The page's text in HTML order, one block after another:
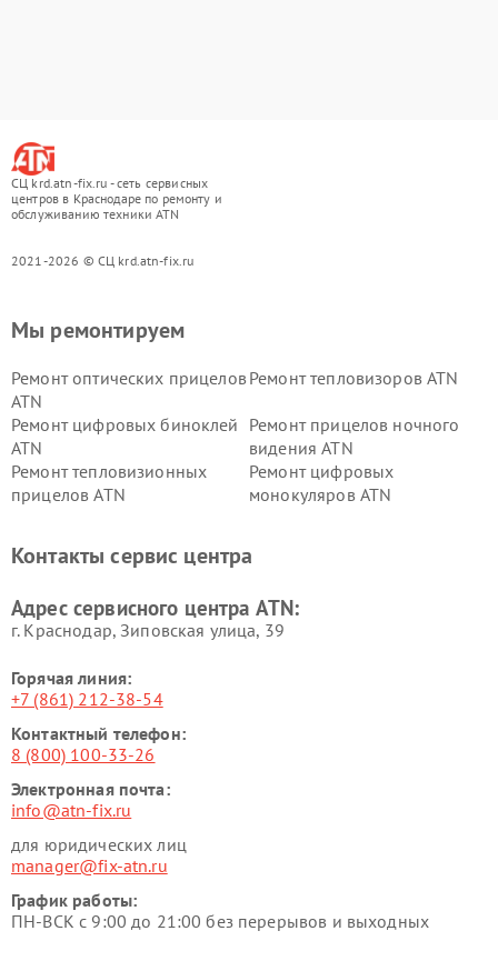
СЦ krd.atn-fix.ru - сеть сервисных
центров в Краснодаре по ремонту и
обслуживанию техники ATN
2021-2026 © СЦ krd.atn-fix.ru
Мы ремонтируем
Ремонт оптических прицелов
ATN
Ремонт тепловизоров ATN
Ремонт цифровых биноклей
ATN
Ремонт прицелов ночного
видения ATN
Ремонт тепловизионных
прицелов ATN
Ремонт цифровых
монокуляров ATN
Контакты сервис центра
Адрес сервисного центра ATN:
г. Краснодар, Зиповская улица, 39
Горячая линия:
+7 (861) 212-38-54
Контактный телефон:
8 (800) 100-33-26
Электронная почта:
info@atn-fix.ru
для юридических лиц
manager@fix-atn.ru
График работы:
ПН-ВСК с 9:00 до 21:00 без перерывов и выходных